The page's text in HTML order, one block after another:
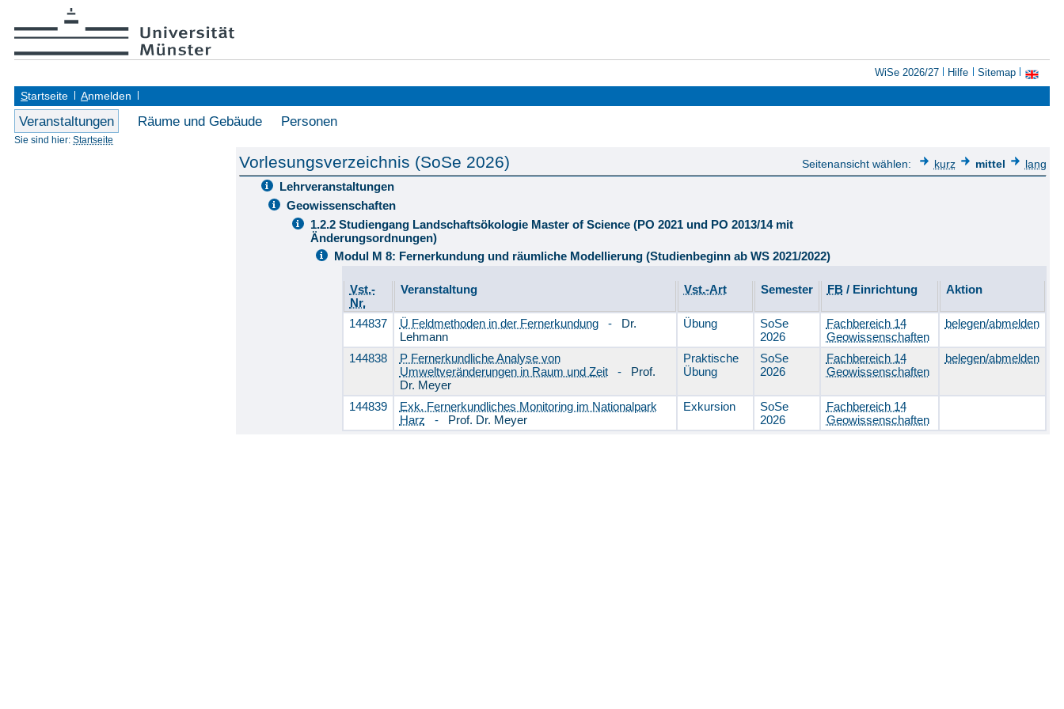
WiSe 2026/27 Hilfe
Sitemap
Startseite Anmelden
Veranstaltungen Räume und Gebäude Personen
Sie sind hier: Startseite
Vorlesungsverzeichnis (SoSe 2026) Seitenansicht wählen: kurz mittel lang
Lehrveranstaltungen
Geowissenschaften
1.2.2 Studiengang Landschaftsökologie Master of Science (PO 2021 und PO 2013/14 mit
Änderungsordnungen)
Modul M 8: Fernerkundung und räumliche Modellierung (Studienbeginn ab WS 2021/2022)
Vst.-
Nr.
Veranstaltung Vst.-Art Semester FB/ Einrichtung Aktion
144837 Ü Feldmethoden in der Fernerkundung- Dr.
Lehmann
Übung
SoSe
2026
Fachbereich 14
Geowissenschaften
belegen/abmelden
144838
P Fernerkundliche Analyse von
Umweltveränderungen in Raum und Zeit- Prof.
Dr. Meyer
Praktische
Übung
SoSe
2026
Fachbereich 14
Geowissenschaften
belegen/abmelden
144839
Exk. Fernerkundliches Monitoring im Nationalpark
Harz - Prof. Dr. Meyer
Exkursion
SoSe
2026
Fachbereich 14
Geowissenschaften